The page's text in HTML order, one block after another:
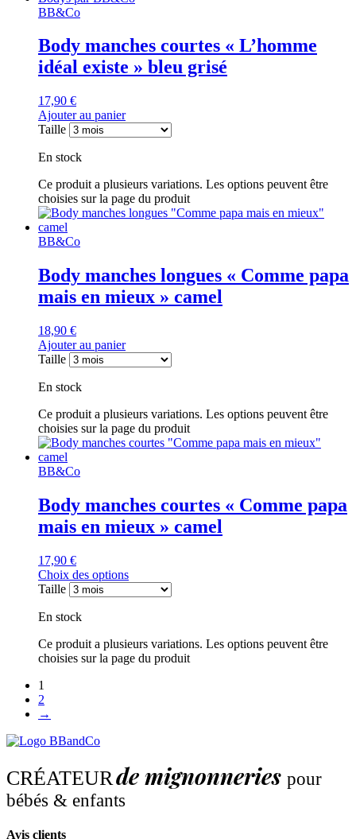
BB&Co
Body manches courtes « L’homme
idéal existe » bleu grisé
17,90 €
Ajouter au panier
Taille
En stock
Ce produit a plusieurs variations. Les options peuvent être
choisies sur la page du produit
BB&Co
Body manches longues « Comme papa
mais en mieux » camel
18,90 €
Ajouter au panier
Taille
En stock
Ce produit a plusieurs variations. Les options peuvent être
choisies sur la page du produit
BB&Co
Body manches courtes « Comme papa
mais en mieux » camel
17,90 €
Choix des options
Taille
En stock
Ce produit a plusieurs variations. Les options peuvent être
choisies sur la page du produit
1
2
→
CRÉATEURde mignonneries pour
bébés & enfants
Avis clients